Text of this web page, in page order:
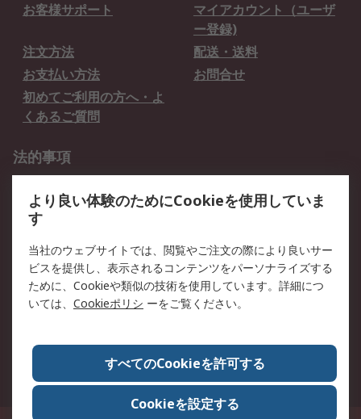
お客様サポート
マイアカウント（ユーザ
ー登録)
注文方法
配送・送料
お支払い方法
お問合せ
初めてご利用の方へ・よ
くあるご質問
法的事項
クッキーポリシー
RSについて
会社概要
採用情報
プレスリリース＆お知ら
コーポレートサイト
全世界のRS
RSの歴史
ESGへの取り組み（英語）
認証について
より良い体験のためにCookieを使用していま
す
当社のウェブサイトでは、閲覧やご注文の際により良いサー
ビスを提供し、表示されるコンテンツをパーソナライズする
ために、Cookieや類似の技術を使用しています。詳細につ
いては、 Cookieポリシ ーをご覧ください。
すべてのCookieを許可する
Cookieを設定する